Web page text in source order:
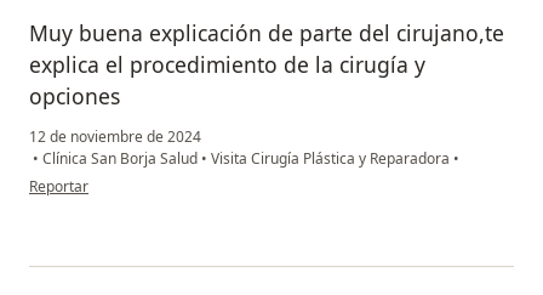
Muy buena explicación de parte del cirujano,te
explica el procedimiento de la cirugía y
opciones
12 de noviembre de 2024
• Clínica San Borja Salud • Visita Cirugía Plástica y Reparadora •
en opinión del usuario Wendy
Reportar